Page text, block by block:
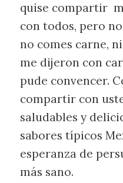
quise compartir
con todos, pero no
no comes carne,
me dijeron con
pude convencer.
compartir con
saludables y
sabores típicos
esperanza de
más sano.